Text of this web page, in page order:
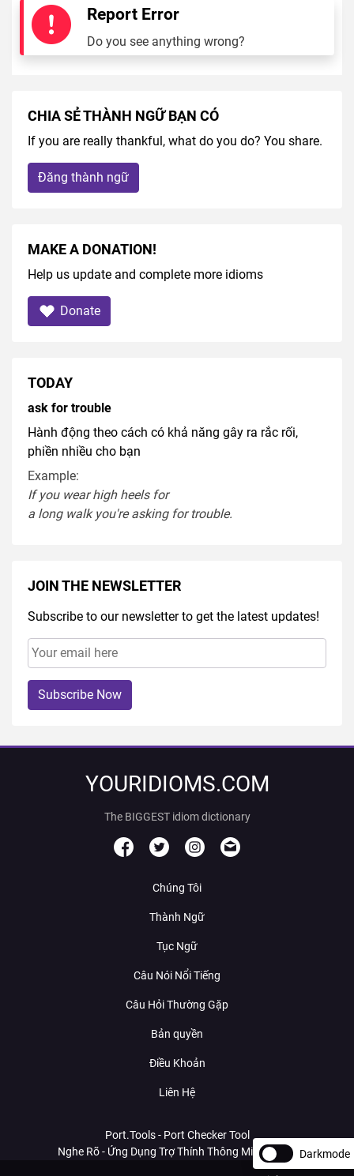
Report Error
Do you see anything wrong?
CHIA SẺ THÀNH NGỮ BẠN CÓ
If you are really thankful, what do you do? You share.
Đăng thành ngữ
MAKE A DONATION!
Help us update and complete more idioms
Donate
TODAY
ask for trouble
Hành động theo cách có khả năng gây ra rắc rối,
phiền nhiều cho bạn
Example:
If you wearhigh heelsfor
a long walkyou'reaskingfortrouble.
JOIN THE NEWSLETTER
Subscribe to our newsletter to get the latest updates!
Subscribe Now
YOURIDIOMS.COM
The BIGGEST idiom dictionary
Chúng Tôi
Thành Ngữ
Tục Ngữ
Câu Nói Nổi Tiếng
Câu Hỏi Thường Gặp
Bản quyền
Điều Khoản
Liên Hệ
Port.Tools - Port Checker Tool
Nghe Rõ - Ứng Dụng Trợ Thính Thông Minh Với AI Darkmode